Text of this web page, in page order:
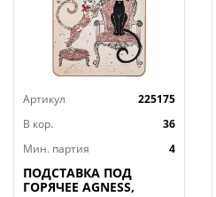
Артикул
225175
В кор.
36
Мин. партия
4
ПОДСТАВКА ПОД
ГОРЯЧЕЕ AGNESS,